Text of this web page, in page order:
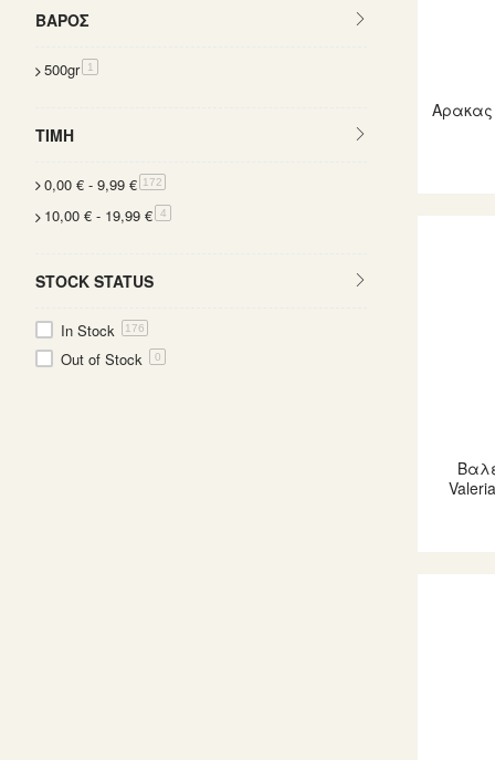
Αρακας
ΒΆΡΟΣ
500gr 1
ΤΙΜΉ
0,00 € - 9,99 € 172
10,00 € - 19,99 € 4items
STOCK STATUS
In Stock 176
Out of Stock 0